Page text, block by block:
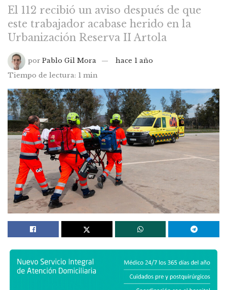
El 112 recibió un aviso después de que
este trabajador acabase herido en la
Urbanización Reserva II Artola
por Pablo Gil Mora
hace 1 año
Tiempo de lectura: 1 min